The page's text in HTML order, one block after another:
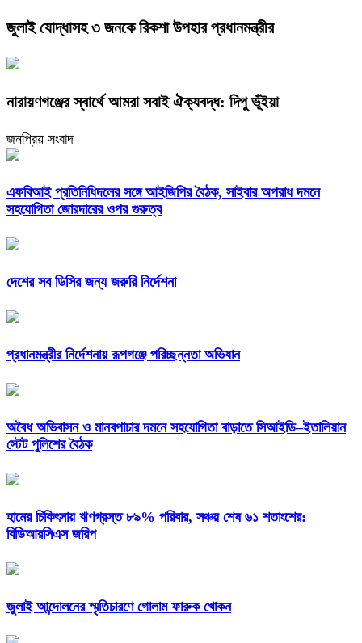
জুলাই যোদ্ধাসহ ৩ জনকে রিকশা উপহার প্রধানমন্ত্রীর
নারায়ণগঞ্জের স্বার্থে আমরা সবাই ঐক্যবদ্ধ: দিপু ভূঁইয়া
জনপ্রিয় সংবাদ
এফবিআই প্রতিনিধিদলের সঙ্গে আইজিপির বৈঠক, সাইবার অপরাধ দমনে
সহযোগিতা জোরদারের ওপর গুরুত্ব
দেশের সব ডিসির জন্য জরুরি নির্দেশনা
প্রধানমন্ত্রীর নির্দেশনায় রূপগঞ্জে পরিচ্ছন্নতা অভিযান
অবৈধ অভিবাসন ও মানবপাচার দমনে সহযোগিতা বাড়াতে সিআইডি–ইতালিয়ান
স্টেট পুলিশের বৈঠক
হামের চিকিৎসায় ঋণগ্রস্ত ৮৯% পরিবার, সঞ্চয় শেষ ৬১ শতাংশের:
বিডিআরসিএস জরিপ
জুলাই আন্দোলনের স্মৃতিচারণে গোলাম ফারুক খোকন